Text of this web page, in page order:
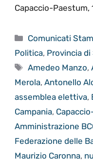
Capaccio-Paestum,
Categorie
Comunicati
Politica, Provincia di
Tag
Amedeo Manzo,
Merola, Antonello
assemblea elettiva,
Campania,
Amministrazione
Federazione delle
Maurizio Caronna,